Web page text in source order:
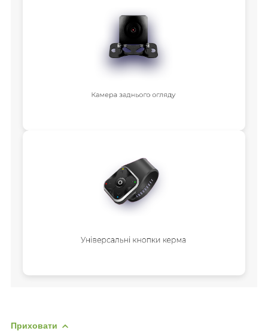
Приховати